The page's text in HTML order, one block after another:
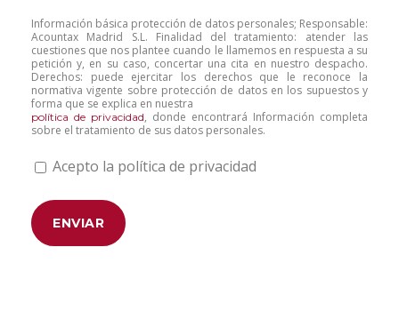
Información básica protección de datos personales; Responsable:
Acountax Madrid S.L. Finalidad del tratamiento: atender las
cuestiones que nos plantee cuando le llamemos en respuesta a su
petición y, en su caso, concertar una cita en nuestro despacho.
Derechos: puede ejercitar los derechos que le reconoce la
normativa vigente sobre protección de datos en los supuestos y
forma que se explica en nuestra
política de privacidad, donde encontrará Información completa
sobre el tratamiento de sus datos personales.
Acepto la política de privacidad